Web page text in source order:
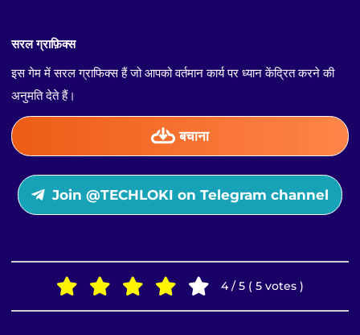
सरल ग्राफ़िक्स
इस गेम में सरल ग्राफिक्स हैं जो आपको वर्तमान कार्य पर ध्यान केंद्रित करने की
अनुमति देते हैं।
बचाना
Join @TECHLOKI on Telegram channel
4 / 5 ( 5 votes )